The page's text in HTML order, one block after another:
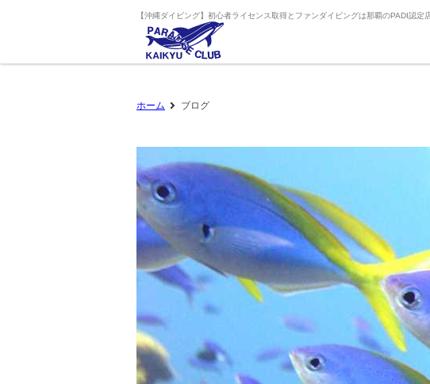
【沖縄ダイビング】初心者ライセンス取得とファンダイビングは那覇のPADI認定
ホーム ブログ